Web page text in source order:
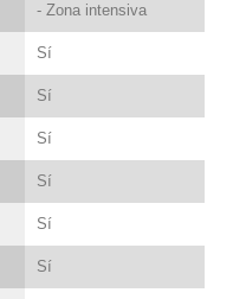
- Zona intensiva
Sí
Sí
Sí
Sí
Sí
Sí